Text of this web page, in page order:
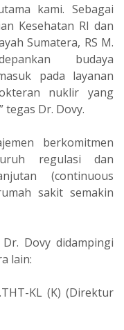
kami. Sebagai
Kesehatan RI dan
Sumatera, RS M.
budaya
pada layanan
nuklir yang
Dr. Dovy.
berkomitmen
regulasi dan
(continuous
sakit semakin
Dovy didampingi
lain:
KL (K) (Direktur